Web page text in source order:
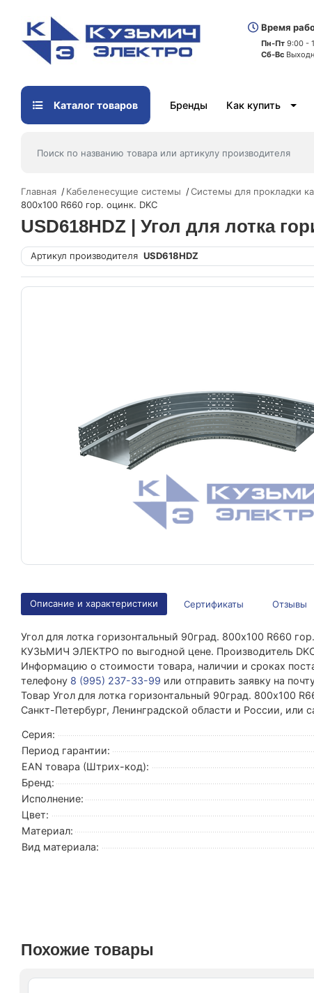
Время
Пн-Пт 9:00 -
Сб-Вс
Каталог товаров Бренды Как купить
Главная Кабеленесущие системы Системы для прокладки
800х100 R660 гор. оцинк. DKC
USD618HDZ | Угол для лотка
Артикул производителя USD618HDZ
Описание и характеристики Сертификаты Отзывы
Угол для лотка горизонтальный 90град. 800х100 R660
КУЗЬМИЧ ЭЛЕКТРО по выгодной цене. Производитель
Информацию о стоимости товара, наличии и сроках
телефону 8 (995) 237-33-99 или отправить заявку на
Товар Угол для лотка горизонтальный 90град. 800х100
Санкт-Петербург, Ленинградской области и России, или
Серия:
Период гарантии:
EAN товара (Штрих-код):
Бренд:
Исполнение:
Цвет:
Материал:
Вид материала:
Похожие товары